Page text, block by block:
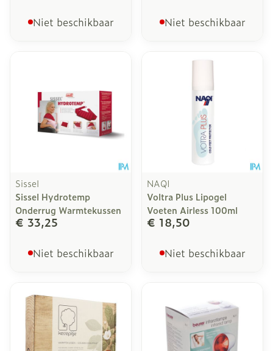
Niet beschikbaar Niet beschikbaar
Sissel
Sissel Hydrotemp
Onderrug Warmtekussen
€ 33,25
Niet beschikbaar
NAQI
Voltra Plus Lipogel
Voeten Airless 100ml
€ 18,50
Niet beschikbaar